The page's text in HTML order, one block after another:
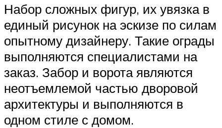
Набор сложных фигур, их увязка в
единый рисунок на эскизе по силам
опытному дизайнеру. Такие ограды
выполняются специалистами на
заказ. Забор и ворота являются
неотъемлемой частью дворовой
архитектуры и выполняются в
одном стиле с домом.